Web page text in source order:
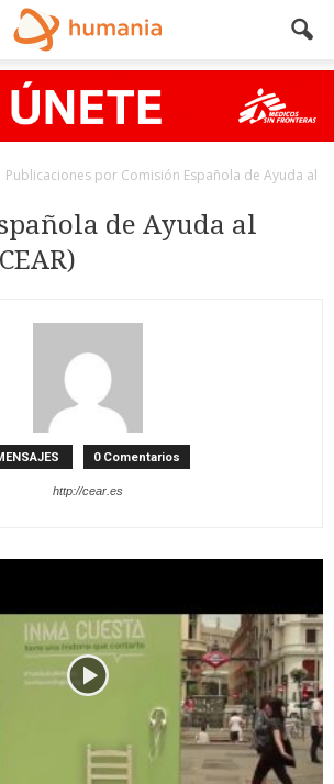
Publicaciones por Comisión Española de Ayuda al
de Ayuda al
0 Comentarios
http://cear.es